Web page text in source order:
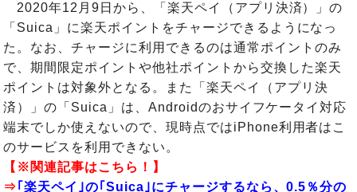
2020年12月9日から、「楽天ペイ（アプリ決済）」の
「Suica」に楽天ポイントをチャージできるようになっ
た。なお、チャージに利用できるのは通常ポイントのみ
で、期間限定ポイントや他社ポイントから交換した楽天
ポイントは対象外となる。また「楽天ペイ（アプリ決
済）」の「Suica」は、Androidのおサイフケータイ対応
端末でしか使えないので、現時点ではiPhone利用者はこ
のサービスを利用できない。
【※関連記事はこちら！】
⇒｢楽天ペイ｣の｢Suica｣にチャージするなら、0.5％分の